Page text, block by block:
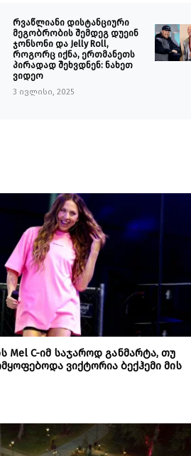
რვაწლიანი დისტანციური
მეგობრობის შემდეგ დუეინ
ჯონსონი და Jelly Roll,
როგორც იქნა, ერთმანეთს
პირადად შეხვდნენ: ნახეთ
ვიდეო
3 ივლისი, 2025
Mel C-იმ საჯაროდ განმარტა, თუ
ვიქტორია ბექჰემი მის